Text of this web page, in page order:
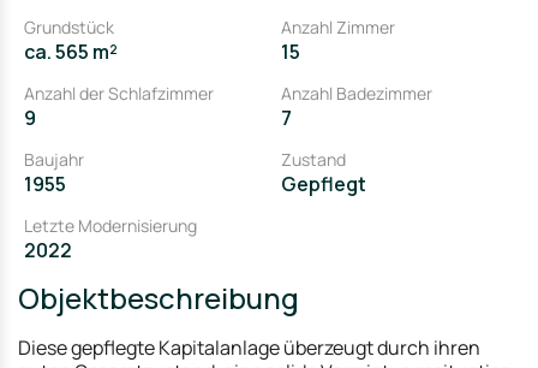
Grundstück
ca. 565 m²
Anzahl Zimmer
15
Anzahl der Schlafzimmer
9
Anzahl Badezimmer
7
Baujahr
1955
Zustand
Gepflegt
Letzte Modernisierung
2022
Objektbeschreibung
Diese gepflegte Kapitalanlage überzeugt durch ihren